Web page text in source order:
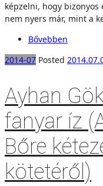
képzelni, hogy
nem nyers már, mint a
Bővebben
2014-07 Posted
Ayhan
fanyar íz
Bőre
kötetéről)